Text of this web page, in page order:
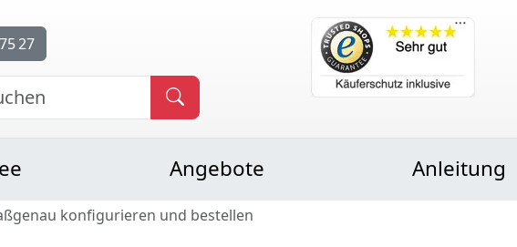
27
Angebote Anleitung
konfigurieren und bestellen